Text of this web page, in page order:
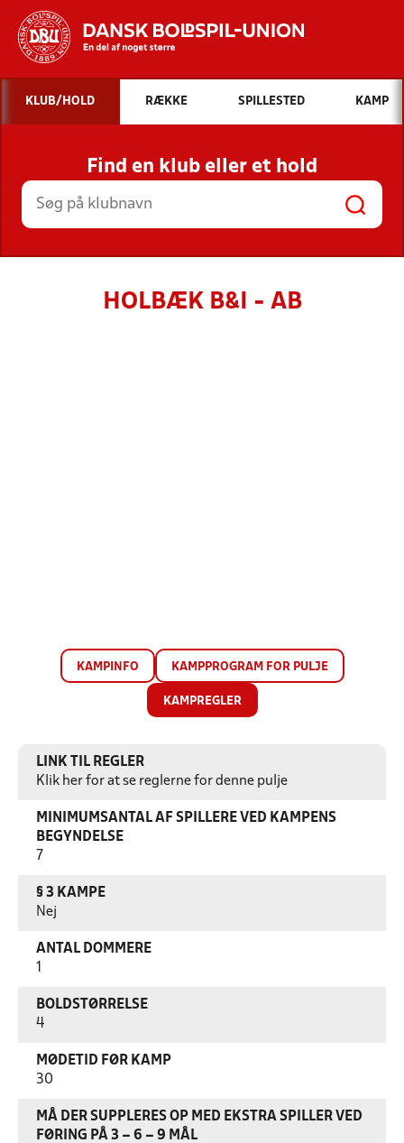
Hvad vil du søge efter?
INDHOLD OG NYHEDER
STILLINGER, RESULTATER, KLUBBER OG
HOLD
KLUB/HOLD RÆKKE SPILLESTED KAMP
Find en klub eller et hold
HOLBÆK B&I - AB
KAMPINFO KAMPPROGRAM FOR PULJE
KAMPREGLER
LINK TIL REGLER
Klik her for at se reglerne for denne pulje
MINIMUMSANTAL AF SPILLERE VED KAMPENS
BEGYNDELSE
7
§ 3 KAMPE
Nej
ANTAL DOMMERE
BOLDSTØRRELSE
4
MØDETID FØR KAMP
30
MÅ DER SUPPLERES OP MED EKSTRA SPILLER VED
FØRING PÅ 3 – 6 – 9 MÅL